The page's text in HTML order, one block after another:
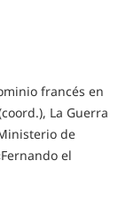
francés en
La Guerra
de
el